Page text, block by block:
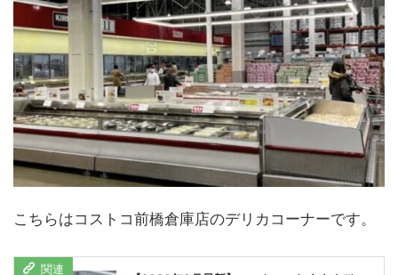
こちらはコストコ前橋倉庫店のデリカコーナーです。